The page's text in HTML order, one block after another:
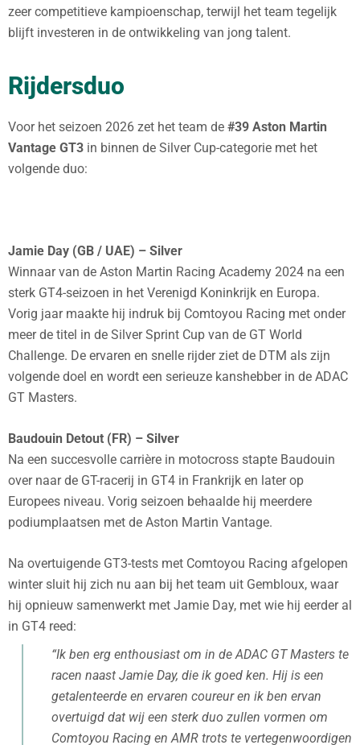
zeer competitieve kampioenschap, terwijl het team tegelijk
blijft investeren in de ontwikkeling van jong talent.
Rijdersduo
Voor het seizoen 2026 zet het team de #39 Aston Martin
Vantage GT3 in binnen de Silver Cup-categorie met het
volgende duo:
Jamie Day (GB / UAE) – Silver
Winnaar van de Aston Martin Racing Academy 2024 na een
sterk GT4-seizoen in het Verenigd Koninkrijk en Europa.
Vorig jaar maakte hij indruk bij Comtoyou Racing met onder
meer de titel in de Silver Sprint Cup van de GT World
Challenge. De ervaren en snelle rijder ziet de DTM als zijn
volgende doel en wordt een serieuze kanshebber in de ADAC
GT Masters.
Baudouin Detout (FR) – Silver
Na een succesvolle carrière in motocross stapte Baudouin
over naar de GT-racerij in GT4 in Frankrijk en later op
Europees niveau. Vorig seizoen behaalde hij meerdere
podiumplaatsen met de Aston Martin Vantage.
Na overtuigende GT3-tests met Comtoyou Racing afgelopen
winter sluit hij zich nu aan bij het team uit Gembloux, waar
hij opnieuw samenwerkt met Jamie Day, met wie hij eerder al
in GT4 reed:
“Ik ben erg enthousiast om in de ADAC GT Masters te
racen naast Jamie Day, die ik goed ken. Hij is een
getalenteerde en ervaren coureur en ik ben ervan
overtuigd dat wij een sterk duo zullen vormen om
Comtoyou Racing en AMR trots te vertegenwoordigen